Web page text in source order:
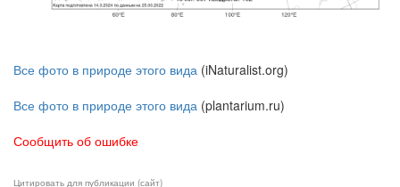
Все фото в природе этого вида (iNaturalist.org)
Все фото в природе этого вида (plantarium.ru)
Сообщить об ошибке
Цитировать для публикации (сайт)